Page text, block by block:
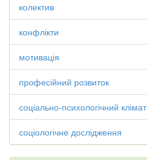
колектив
конфлікти
мотивація
професійний розвиток
соціально-психологічний клімат
соціологічне дослідження